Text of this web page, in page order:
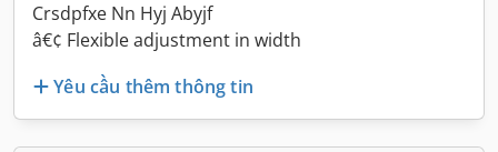
Crsdpfxe Nn Hyj Abyjf
â€¢ Flexible adjustment in width
Yêu cầu thêm thông tin